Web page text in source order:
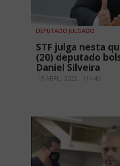
DEPUTADO JULGADO
STF julga nesta
(20) deputado
Daniel Silveira
19 ABRIL, 2022 - 11H46